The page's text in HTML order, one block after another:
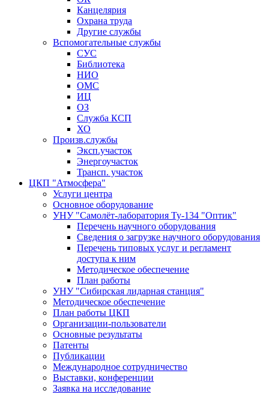
Канцелярия
Охрана труда
Другие службы
Вспомогательные службы
СУС
Библиотека
НИО
ОМС
ИЦ
ОЗ
Служба КСП
ХО
Произв.службы
Эксп.участок
Энергоучасток
Трансп. участок
ЦКП "Атмосфера"
Услуги центра
Основное оборудование
УНУ "Самолёт-лаборатория Ту-134 "Оптик"
Перечень научного оборудования
Сведения о загрузке научного оборудования
Перечень типовых услуг и регламент
доступа к ним
Методическое обеспечение
План работы
УНУ "Сибирская лидарная станция"
Методическое обеспечение
План работы ЦКП
Организации-пользователи
Основные результаты
Патенты
Публикации
Международное сотрудничество
Выставки, конференции
Заявка на исследование